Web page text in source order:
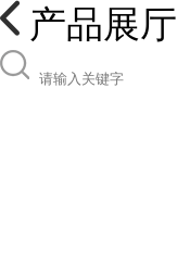
产品展厅